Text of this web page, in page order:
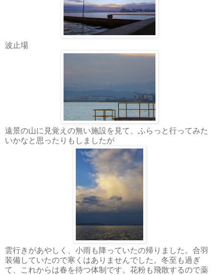
波止場
遠景の山に見覚えの無い施設を見て、ふらっと行ってみた
いかなと思ったりもしましたが
雲行きがあやしく、小雨も降っていたの帰りました。合羽
装備していたので寒くはありませんでした。冬至も過ぎ
て、これからは春を待つ体制です。花粉も飛散するので薬